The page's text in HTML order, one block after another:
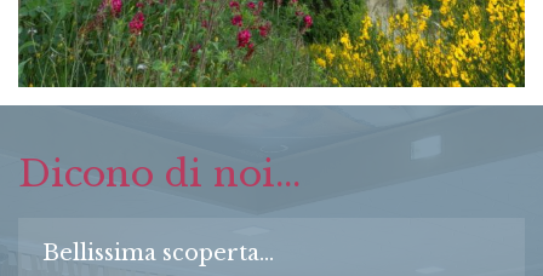
Dicono di noi...
Bellissima scoperta...